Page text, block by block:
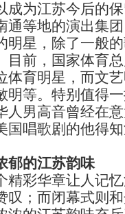
成为江苏今后的
通等地的演出集
星，除了一般的
目前，国家体育
体育明星，而文
明等。特别值得
人男高音曾经在
国唱歌剧的他得
郁的江苏韵味
彩华章让人记忆
叹；而闭幕式则